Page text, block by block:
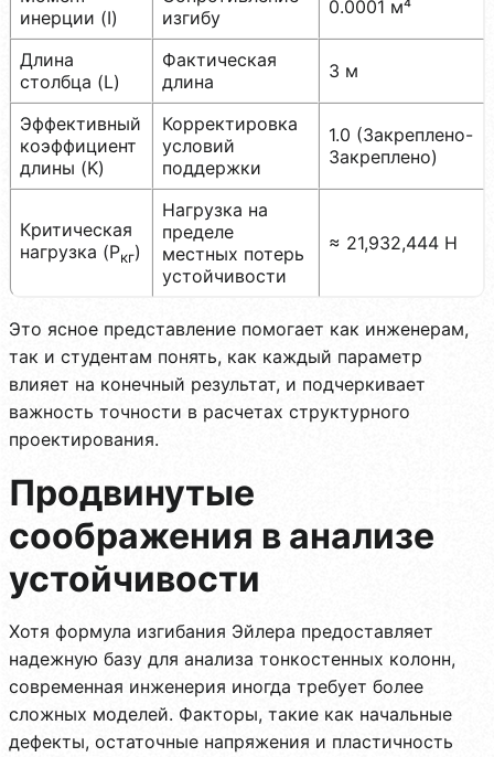
инерции (I)
изгибу
0.0001 м⁴
Длина
столбца (L)
Фактическая
длина
3 м
Эффективный
коэффициент
длины (K)
Корректировка
условий
поддержки
1.0 (Закреплено-
Закреплено)
Критическая
нагрузка (Pкг)
Нагрузка на
пределе
местных потерь
устойчивости
≈ 21,932,444 Н
Это ясное представление помогает как инженерам,
так и студентам понять, как каждый параметр
влияет на конечный результат, и подчеркивает
важность точности в расчетах структурного
проектирования.
Продвинутые
соображения в анализе
устойчивости
Хотя формула изгибания Эйлера предоставляет
надежную базу для анализа тонкостенных колонн,
современная инженерия иногда требует более
сложных моделей. Факторы, такие как начальные
дефекты, остаточные напряжения и пластичность